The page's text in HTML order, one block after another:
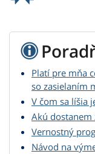
Platí pre mňa
so zasielaním
V čom sa líšia
Akú dostanem
Vernostný
Návod na